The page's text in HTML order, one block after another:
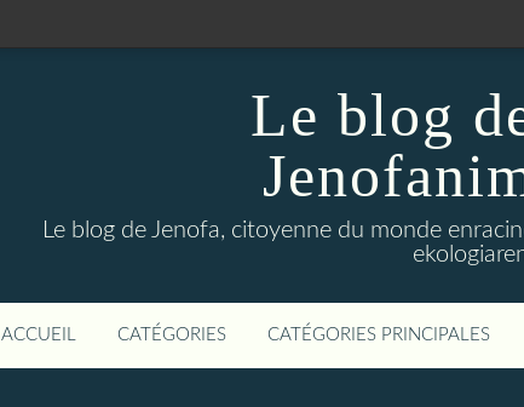
Le blog
Le blog de Jenofa, citoyenne du monde
ACCUEIL CATÉGORIES CATÉGORIES PRINCIPALES